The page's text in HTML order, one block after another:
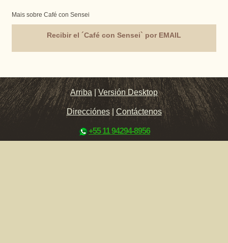
Mais sobre Café con Sensei
Recibir el ´Café con Sensei` por EMAIL
Arriba |Versión Desktop
Direcciónes| Contáctenos
+55 11 94294-8956